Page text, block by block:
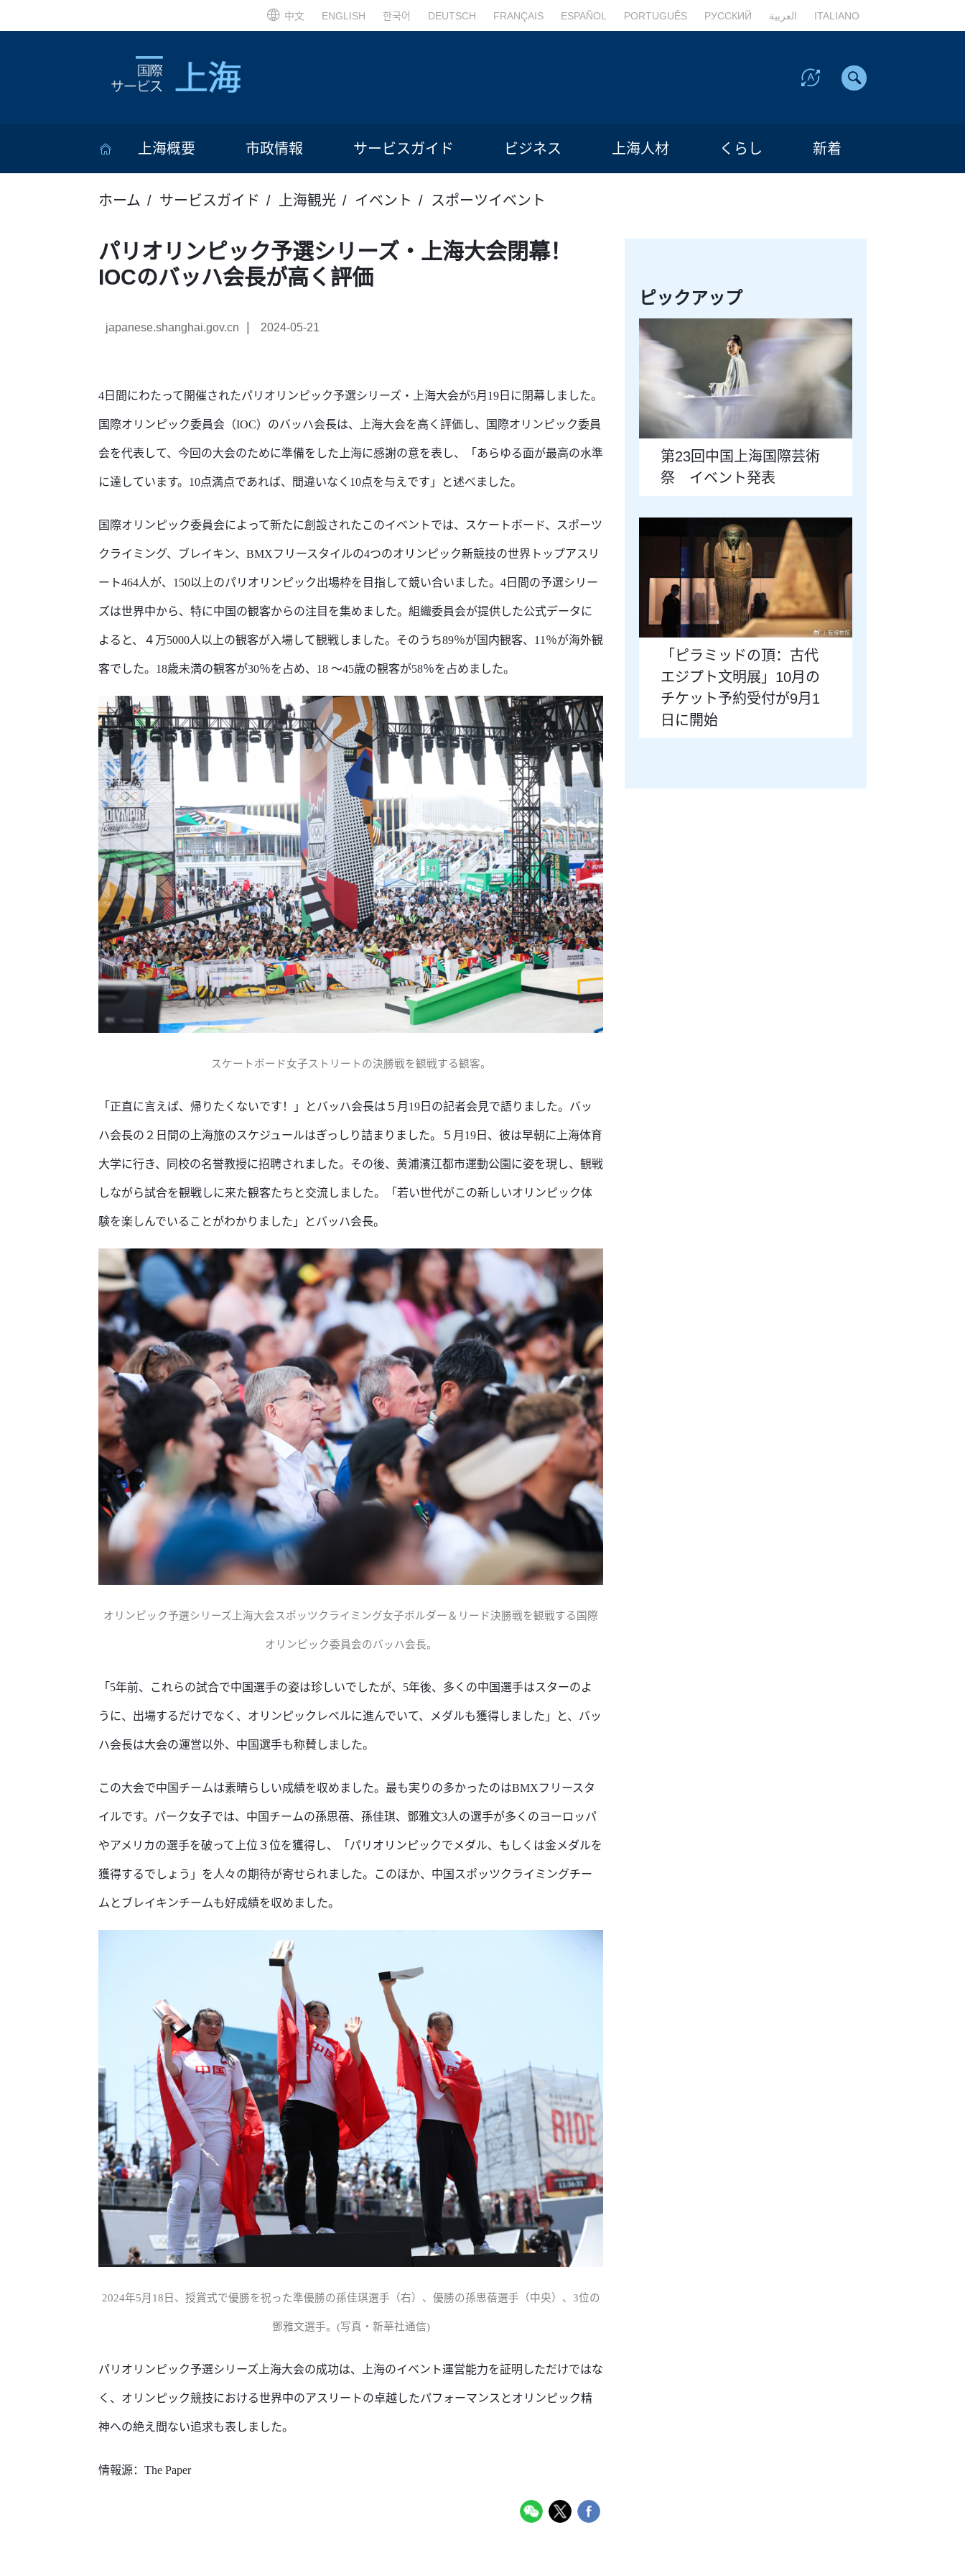
中文 ENGLISH 한국어 DEUTSCH FRANÇAIS ESPAÑOL PORTUGUÊS РУССКИЙ العربية ITALIANO
上海概要 市政情報 サービスガイド ビジネス 上海人材 くらし 新着
ホーム サービスガイド 上海観光 イベント スポーツイベント
パリオリンピック予選シリーズ・上海大会閉幕！
IOCのバッハ会長が高く評価
japanese.shanghai.gov.cn 2024-05-21
4日間にわたって開催されたパリオリンピック予選シリーズ・上海大会が5月19日に閉幕しました。
国際オリンピック委員会（IOC）のバッハ会長は、上海大会を高く評価し、国際オリンピック委員
会を代表して、今回の大会のために準備をした上海に感謝の意を表し、「あらゆる面が最高の水準
に達しています。10点満点であれば、間違いなく10点を与えです」と述べました。
国際オリンピック委員会によって新たに創設されたこのイベントでは、スケートボード、スポーツ
クライミング、ブレイキン、 BMXフリースタイルの4つのオリンピック新競技の世界トップアスリ
ート464人が、150以上のパリオリンピック出場枠を目指して競い合いました。4日間の予選シリー
ズは世界中から、特に中国の観客からの注目を集めました。組織委員会が提供した公式データに
よると、４万5000人以上の観客が入場して観戦しました。そのうち89％が国内観客、11％が海外観
客でした。18歳未満の観客が30％を占め、18 ～45歳の観客が58％を占めました。
スケートボード女子ストリートの決勝戦を観戦する観客。
「正直に言えば、帰りたくないです！」とバッハ会長は５月 19日の記者会見で語りました。バッ
ハ会長の２日間の上海旅のスケジュールはぎっしり詰まりました。５月19日、彼は早朝に上海体育
大学に行き、同校の名誉教授に招聘されました。その後、黄浦濱江都市運動公園に姿を現し、観戦
しながら試合を観戦しに来た観客たちと交流しました。「若い世代がこの新しいオリンピック体
験を楽しんでいることがわかりました」とバッハ会長。
オリンピック予選シリーズ上海大会スポッツクライミング女子ボルダー＆リード決勝戦を観戦する国際
オリンピック委員会のバッハ会長。
「 5年前、これらの試合で中国選手の姿は珍しいでしたが、5年後、多くの中国選手はスターのよ
うに、出場するだけでなく、オリンピックレベルに進んでいて、メダルも獲得しました」と、バッ
ハ会長は大会の運営以外、中国選手も称賛しました。
この大会で中国チームは素晴らしい成績を収めました。最も実りの多かったのはBMXフリースタ
イルです。パーク女子では、中国チームの孫思蓓、孫佳琪、鄧雅文3人の選手が多くのヨーロッパ
やアメリカの選手を破って上位３位を獲得し、「パリオリンピックでメダル、もしくは金メダルを
獲得するでしょう」を人々の期待が寄せられました。このほか、中国スポッツクライミングチー
ムとブレイキンチームも好成績を収めました。
2024年5月18日、授賞式で優勝を祝った準優勝の孫佳琪選手（右）、優勝の孫思蓓選手（中央）、3位の
鄧雅文選手。(写真・新華社通信)
パリオリンピック予選シリーズ上海大会の成功は、上海のイベント運営能力を証明しただけではな
く、オリンピック競技における世界中のアスリートの卓越したパフォーマンスとオリンピック精
神への絶え間ない追求も表しました。
情報源： The Paper
ピックアップ
第23回中国上海国際芸術
祭 イベント発表
「ピラミッドの頂：古代
エジプト文明展」10月の
チケット予約受付が9月1
日に開始